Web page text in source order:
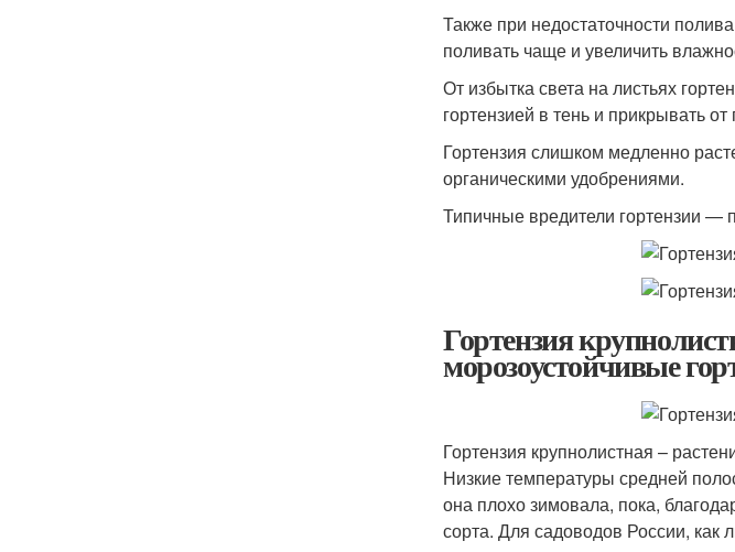
Также при недостаточности
поливать чаще и увеличить
От избытка света на листьях
гортензией в тень и прикрывать
Гортензия слишком медленно
органическими удобрениями.
Типичные вредители гортензии
Гортензия
морозоустойчивые
Гортензия крупнолистная –
Низкие температуры средней
она плохо зимовала, пока,
сорта. Для садоводов России, как